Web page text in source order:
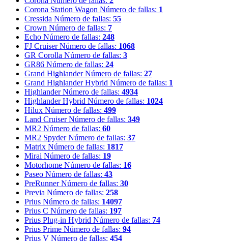
Corona Station Wagon Número de fallas: 1
Cressida Número de fallas: 55
Crown Número de fallas: 7
Echo Número de fallas: 248
FJ Cruiser Número de fallas: 1068
GR Corolla Número de fallas: 3
GR86 Número de fallas: 24
Grand Highlander Número de fallas: 27
Grand Highlander Hybrid Número de fallas: 1
Highlander Número de fallas: 4934
Highlander Hybrid Número de fallas: 1024
Hilux Número de fallas: 499
Land Cruiser Número de fallas: 349
MR2 Número de fallas: 60
MR2 Spyder Número de fallas: 37
Matrix Número de fallas: 1817
Mirai Número de fallas: 19
Motorhome Número de fallas: 16
Paseo Número de fallas: 43
PreRunner Número de fallas: 30
Previa Número de fallas: 258
Prius Número de fallas: 14097
Prius C Número de fallas: 197
Prius Plug-in Hybrid Número de fallas: 74
Prius Prime Número de fallas: 94
Prius V Número de fallas: 454